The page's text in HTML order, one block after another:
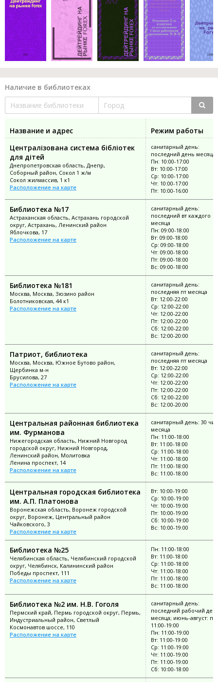
Наличие в библиотеках
Название и адрес
Режим работы
Централізована система бібліотек
для дітей
Днепропетровская область, Днепр,
Соборный район, Сокол 1 ж/м
Сокол жилмассив, 1 к1
Расположение на карте
санитарный день:
последний день месяца
Пн: 10:00-17:00
Вт: 10:00-17:00
Ср: 10:00-17:00
Чт: 10:00-17:00
Пт: 10:00-16:00
Библиотека №17
Астраханская область, Астрахань городской
округ, Астрахань, Ленинский район
Яблочкова, 17
Расположение на карте
санитарный день:
последний вт каждого
месяца
Пн: 09:00-18:00
Вт: 09:00-18:00
Ср: 09:00-18:00
Чт: 09:00-18:00
Пт: 09:00-18:00
Вс: 09:00-18:00
Библиотека №181
Москва, Москва, Зюзино район
Болотниковская, 44 к1
Расположение на карте
санитарный день:
последняя пт месяца
Вт: 12:00-22:00
Ср: 12:00-22:00
Чт: 12:00-22:00
Пт: 12:00-22:00
Сб: 12:00-22:00
Вс: 12:00-20:00
Патриот, библиотека
Москва, Москва, Южное Бутово район,
Щербинка м-н
Брусилова, 27
Расположение на карте
санитарный день:
последняя пт месяца
Вт: 12:00-22:00
Ср: 12:00-22:00
Чт: 12:00-22:00
Пт: 12:00-22:00
Сб: 12:00-22:00
Вс: 12:00-20:00
Центральная районная библиотека
им. Фурманова
Нижегородская область, Нижний Новгород
городской округ, Нижний Новгород,
Ленинский район, Молитовка
Ленина проспект, 14
Расположение на карте
санитарный день: 30
месяца
Пн: 11:00-18:00
Вт: 11:00-18:00
Ср: 11:00-18:00
Чт: 11:00-18:00
Пт: 11:00-18:00
Вс: 11:00-18:00
Центральная городская библиотека
им. А.П. Платонова
Воронежская область, Воронеж городской
округ, Воронеж, Центральный район
Чайковского, 3
Расположение на карте
Вт: 10:00-19:00
Ср: 10:00-19:00
Чт: 10:00-19:00
Пт: 10:00-19:00
Сб: 10:00-19:00
Вс: 10:00-19:00
Библиотека №25
Челябинская область, Челябинский городской
округ, Челябинск, Калининский район
Победы проспект, 111
Расположение на карте
Пн: 11:00-18:00
Вт: 11:00-18:00
Ср: 11:00-18:00
Чт: 11:00-18:00
Пт: 11:00-18:00
Вс: 11:00-18:00
Библиотека №2 им. Н.В. Гоголя
Пермский край, Пермь городской округ, Пермь,
Индустриальный район, Светлый
Космонавтов шоссе, 110
Расположение на карте
санитарный день:
последний рабочий
месяца; июнь-август:
11:00-19:00
Пн: 11:00-19:00
Вт: 11:00-19:00
Ср: 11:00-19:00
Чт: 11:00-19:00
Пт: 11:00-19:00
Сб: 10:00-18:00